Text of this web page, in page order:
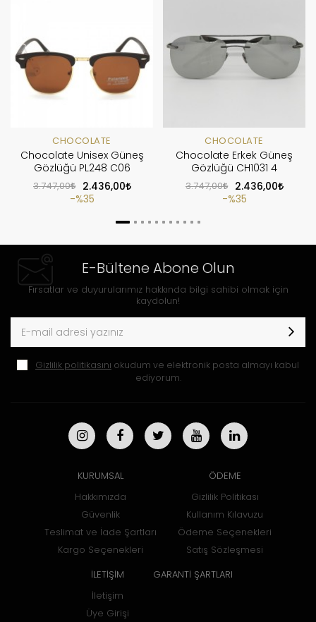
CHOCOLATE
Chocolate Unisex Güneş
Gözlüğü PL248 C06
3.747,00
2.436,00
%35
CHOCOLATE
Chocolate Erkek Güneş
Gözlüğü CH1031 4
3.747,00
2.436,00
%35
E-Bültene Abone Olun
Fırsatlar ve duyurularımız hakkında bilgi sahibi olmak için
kaydolun!
Gizlilik politikasını okudum ve elektronik posta almayı kabul
ediyorum.
KURUMSAL
Hakkımızda
Güvenlik
Teslimat ve İade Şartları
Kargo Seçenekleri
ÖDEME
Gizlilik Politikası
Kullanım Kılavuzu
Ödeme Seçenekleri
Satış Sözleşmesi
İLETİŞİM
İletişim
Üye Girişi
GARANTİ ŞARTLARI